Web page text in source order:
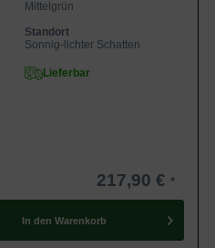
Mittelgrün
Standort
Sonnig-lichter Schatten
Lieferbar
217,90 €
In den Warenkorb